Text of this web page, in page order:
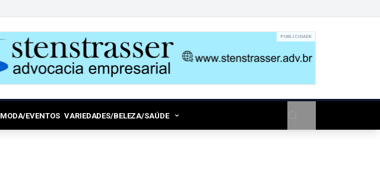
PUBLICIDADE
MODA/EVENTOS VARIEDADES/BELEZA/SAÚDE